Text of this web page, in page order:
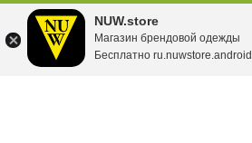
NUW.store
Магазин брендовой одежды
Бесплатно ru.nuwstore.android